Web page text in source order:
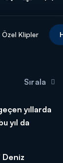
Özel Klipler
Sırala
yıllarda
yıl da
Deniz